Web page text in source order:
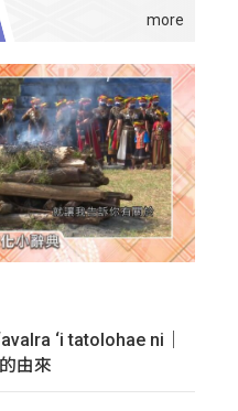
‘i tatolohae ni｜
由來